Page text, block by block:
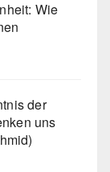
Wie
der
uns